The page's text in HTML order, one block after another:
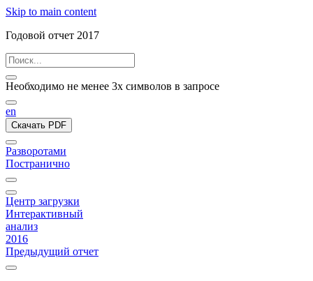
Skip to main content
Годовой отчет 2017
Необходимо не менее 3х символов в запросе
en
Скачать PDF
Разворотами
Постранично
Центр загрузки
Интерактивный
анализ
2016
Предыдущий отчет